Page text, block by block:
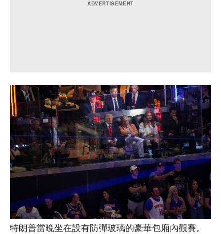
特朗普當晚坐在設有防彈玻璃的豪華包廂內觀賽。